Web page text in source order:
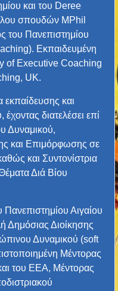
και του Deree
σπουδών ΜPhil
του Πανεπιστημίου
Εκπαιδευμένη
of Executive Coaching
UK.
εκπαίδευσης και
διατελέσει επί
Δυναμικού,
και Επιμόρφωσης σε
και Συντονίστρια
Διά Βίου
Πανεπιστημίου Αιγαίου
Δημόσιας Διοίκησης
Δυναμικού (soft
Μέντορας
του ΕΕΑ, Μέντορας